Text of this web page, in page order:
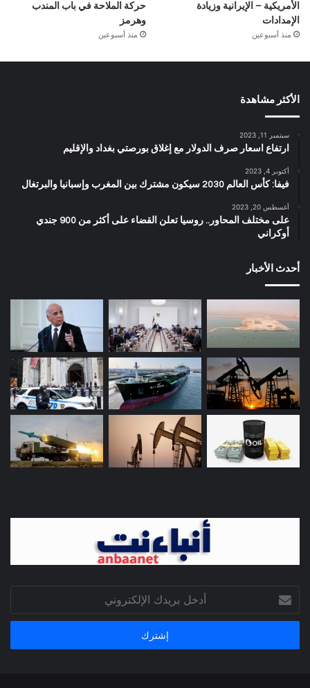
الأمريكية – الإيرانية وزيادة
الإمدادات
منذ أسبوعين
حركة الملاحة في باب المندب
وهرمز
منذ أسبوعين
الأكثر مشاهدة
سبتمبر 11, 2023
ارتفاع اسعار صرف الدولار مع إغلاق بورصتي بغداد والإقليم
أكتوبر 4, 2023
فيفا: كأس العالم 2030 سيكون مشترك بين المغرب وإسبانيا والبرتغال
أغسطس 20, 2023
على مختلف المحاور.. روسيا تعلن القضاء على أكثر من 900 جندي
أوكراني
أحدث الأخبار
بريدك
الإلكتروني